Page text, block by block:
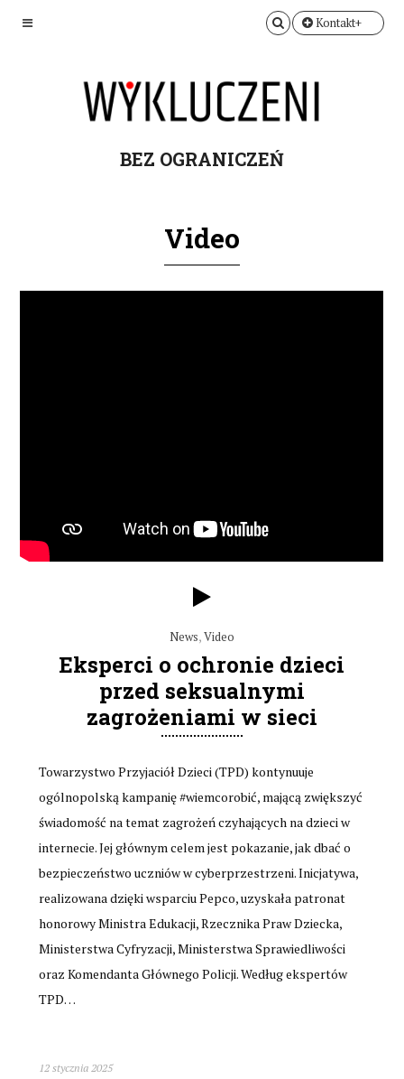
Kontakt+
BEZ OGRANICZEŃ
Video
News,Video
Eksperci o ochronie dzieci
przed seksualnymi
zagrożeniami w sieci
Towarzystwo Przyjaciół Dzieci (TPD) kontynuuje
ogólnopolską kampanię #wiemcorobić, mającą zwiększyć
świadomość na temat zagrożeń czyhających na dzieci w
internecie. Jej głównym celem jest pokazanie, jak dbać o
bezpieczeństwo uczniów w cyberprzestrzeni. Inicjatywa,
realizowana dzięki wsparciu Pepco, uzyskała patronat
honorowy Ministra Edukacji, Rzecznika Praw Dziecka,
Ministerstwa Cyfryzacji, Ministerstwa Sprawiedliwości
oraz Komendanta Głównego Policji. Według ekspertów
TPD…
12 stycznia 2025